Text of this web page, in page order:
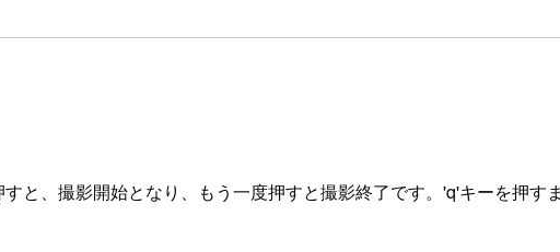
と、撮影開始となり、もう一度押すと撮影終了です。'q'キーを押す